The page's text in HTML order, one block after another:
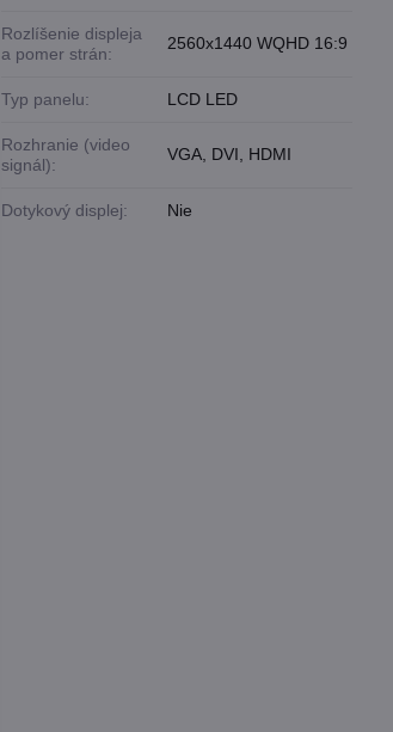
Rozlíšenie displeja
a pomer strán:
2560x1440 WQHD 16:9
Typ panelu: LCD LED
Rozhranie (video
signál):
VGA, DVI, HDMI
Dotykový displej: Nie